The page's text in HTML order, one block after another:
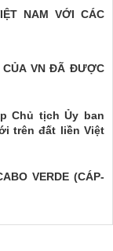
NAM VỚI CÁC
CỦA VN ĐÃ ĐƯỢC
Chủ tịch Ủy ban
trên đất liền Việt
VERDE (CÁP-